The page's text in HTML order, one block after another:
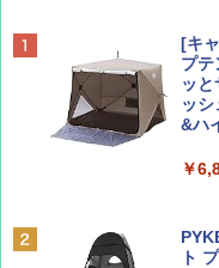
BE-
￥
￥
D40
力的
￥
￥
[キ
プテ
ッ
ッ
&ハ
￥
ト